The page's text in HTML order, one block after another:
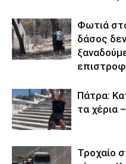
Φωτιά
δάσος
Πάτρα:
τα χέρια
Τροχαίο